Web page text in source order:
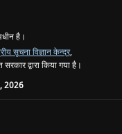
है।
सूचना विज्ञान केन्द्र,
सरकार द्वारा किया गया है।
2026